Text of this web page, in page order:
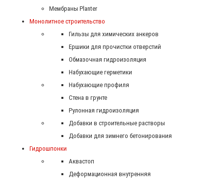
Мембраны Planter
Монолитное строительство
Гильзы для химических анкеров
Ершики для прочистки отверстий
Обмазочная гидроизоляция
Набухающие герметики
Набухающие профиля
Стена в грунте
Рулонная гидроизоляция
Добавки в строительные растворы
Добавки для зимнего бетонирования
Гидрошпонки
Аквастоп
Деформационная внутренняя